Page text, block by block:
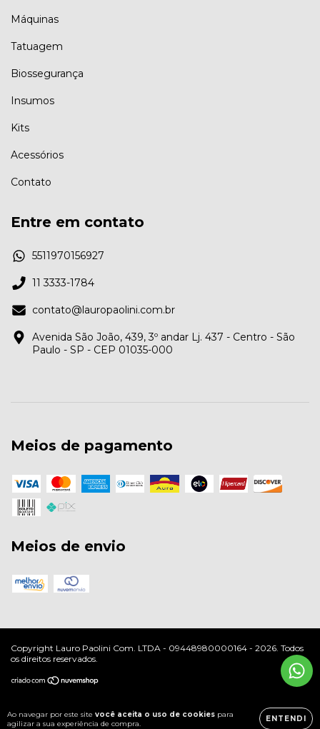
Ao navegar por este site você aceita o uso de cookies para
agilizar a sua experiência de compra.
ENTENDI
Máquinas
Tatuagem
Biossegurança
Insumos
Kits
Acessórios
Contato
Entre em contato
5511970156927
11 3333-1784
contato@lauropaolini.com.br
Avenida São João, 439, 3º andar Lj. 437 - Centro - São
Paulo - SP - CEP 01035-000
Meios de pagamento
Meios de envio
Copyright Lauro Paolini Com. LTDA - 09448980000164 - 2026. Todos
os direitos reservados.